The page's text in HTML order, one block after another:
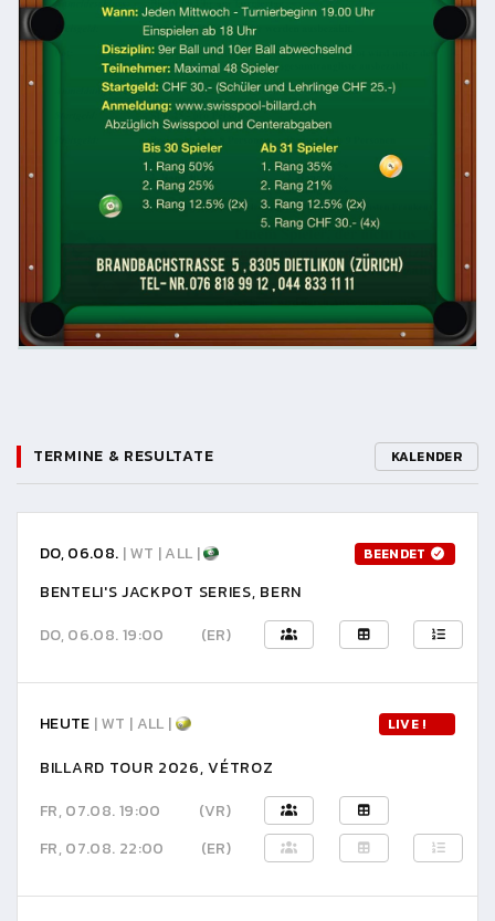
TERMINE & RESULTATE KALENDER
DO, 06.08. | WT | ALL | BEENDET
BENTELI'S JACKPOT SERIES, BERN
DO, 06.08. 19:00
(ER)
HEUTE | WT | ALL | LIVE !
BILLARD TOUR 2026, VÉTROZ
FR, 07.08. 19:00
(VR)
FR, 07.08. 22:00
(ER)